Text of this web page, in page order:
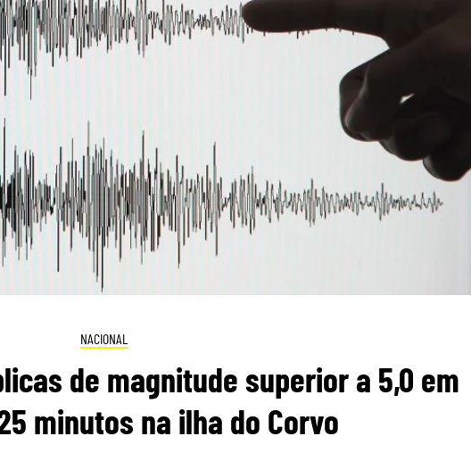
NACIONAL
de magnitude superior a 5,0 em
minutos na ilha do Corvo